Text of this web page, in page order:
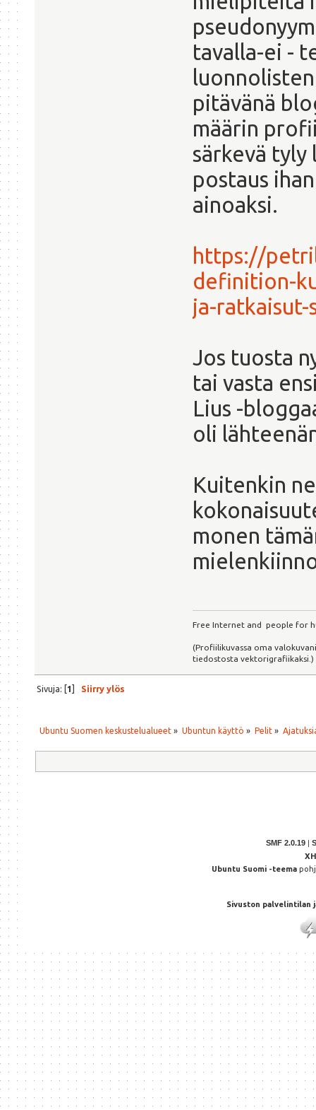
tavalla-ei -
pitävänä
määrin
särkevä
postaus
ainoaksi.
https://
definition-
ja-
Jos tuosta
tai vasta
Lius -
oli
Kuitenkin
monen
Free Internet and people for
(Profiilikuvassa oma
tiedostosta vektorigrafiikaksi.)
Sivuja: [1] Siirry ylös
Ubuntu Suomen keskustelualueet » Ubuntun käyttö » Pelit»
SMF 2.0.19 |
Ubuntu Suomi -teema
Sivuston palvelintilan